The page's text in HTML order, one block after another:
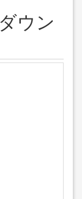
ウン